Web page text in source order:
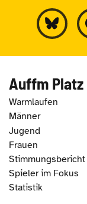
Auffm Platz
Warmlaufen
Männer
Jugend
Frauen
Stimmungsbericht
Spieler im Fokus
Statistik